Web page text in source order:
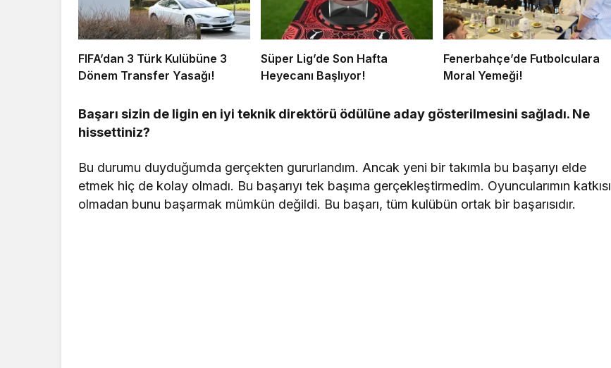
FIFA’dan 3 Türk Kulübüne 3
Dönem Transfer Yasağı!
Süper Lig’de Son Hafta
Heyecanı Başlıyor!
Fenerbahçe’de Futbolculara
Moral Yemeği!
Başarı sizin de ligin en iyi teknik direktörü ödülüne aday gösterilmesini sağladı. Ne
hissettiniz?
Bu durumu duyduğumda gerçekten gururlandım. Ancak yeni bir takımla bu başarıyı elde
etmek hiç de kolay olmadı. Bu başarıyı tek başıma gerçekleştirmedim. Oyuncularımın katkısı
olmadan bunu başarmak mümkün değildi. Bu başarı, tüm kulübün ortak bir başarısıdır.